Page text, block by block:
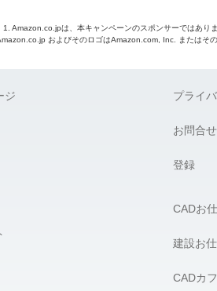
1. Amazon.co.jpは、本キャンペーンのスポンサーではあり
およびそのロゴはAmazon.com, Inc. またはそ
ジ プライ
お問合せ
登録
CADお
建設お
CADカ